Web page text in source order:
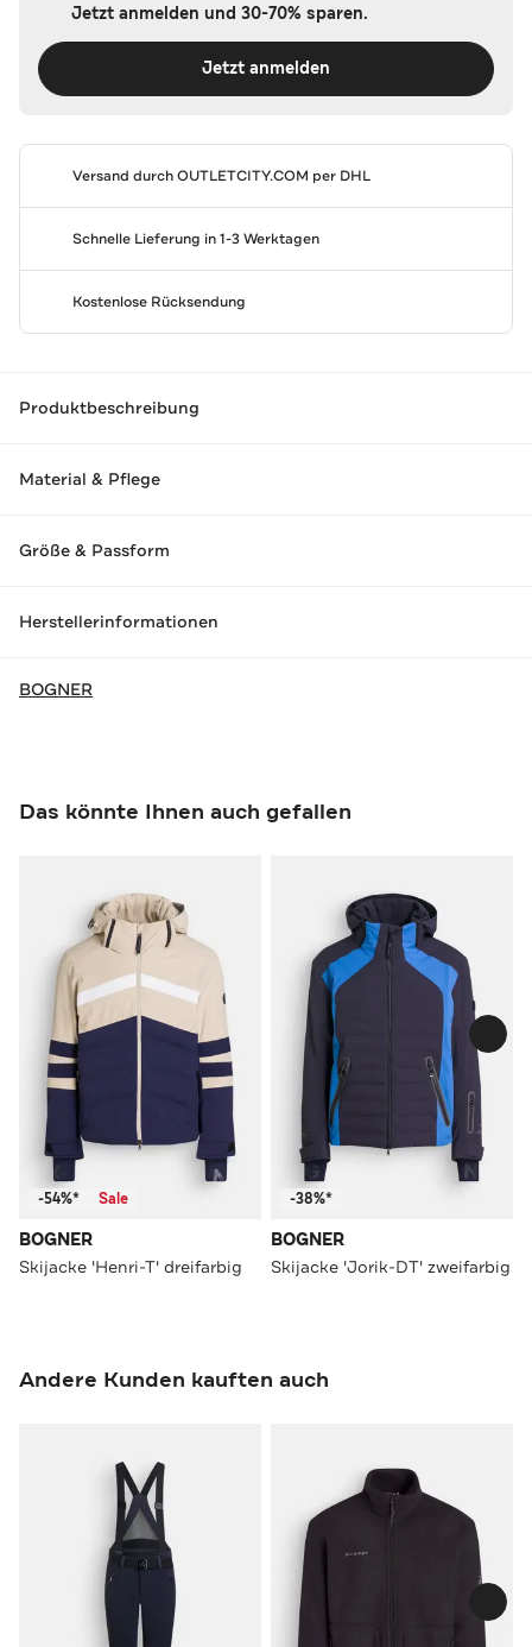
Jetzt anmelden und 30-70% sparen.
Jetzt anmelden
Versand durchOUTLETCITY.COM per DHL
Schnelle Lieferung in 1-3 Werktagen
Kostenlose Rücksendung
Produktbeschreibung
Material & Pflege
Größe & Passform
Herstellerinformationen
BOGNER
Das könnte Ihnen auch gefallen
-54%* Sale
BOGNER
Skijacke 'Henri-T' dreifarbig
-38%*
BOGNER
Skijacke 'Jorik-DT' zweifarbig
Andere Kunden kauften auch